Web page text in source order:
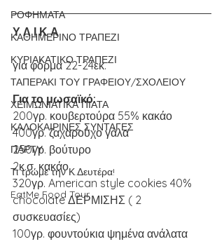
ΡΟΦΗΜΑΤΑ
ΚΑΘΗΜΕΡΙΝΟ ΤΡΑΠΕΖΙ
ΚΥΡΙΑΚΑΤΙΚΟ ΤΡΑΠΕΖΙ
ΤΑΠΕΡΑΚΙ ΤΟΥ ΓΡΑΦΕΙΟΥ/ΣΧΟΛΕΙΟΥ
ΧΕΙΜΩΝΙΑΤΙΚΑ ΠΙΑΤΑ
ΚΑΛΟΚΑΙΡΙΝΕΣ ΣΥΝΤΑΓΕΣ
ΠΑΡΤΥ
Τι τρώμε την Κ.Δευτέρα!
EatMe Food Tour
Υ Λ Ι Κ Α
για φόρμα 22-24εκ.
Για το μωσαϊκό:
200γρ. κουβερτούρα 55% κακάο
400γρ. ζαχαρούχο γάλα
250γρ. βούτυρο
2κ.σ. κακάο
320γρ. American style cookies 40%
chocolate ΔΕΡΜΙΣΗΣ ( 2
συσκευασίες)
100γρ. φουντούκια ψημένα ανάλατα